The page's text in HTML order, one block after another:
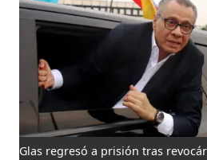
Glas regresó a prisión tras